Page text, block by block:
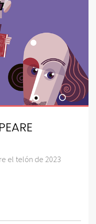
el telón de 2023